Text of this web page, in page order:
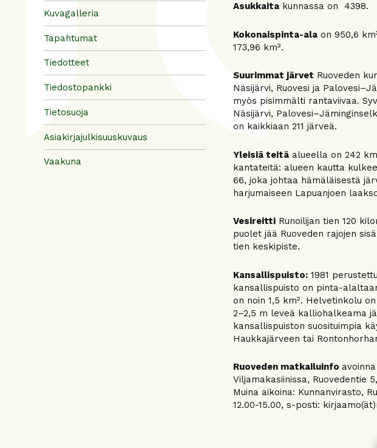
Kuvagalleria
Tapahtumat
Tiedotteet
Tiedostopankki
Tietosuoja
Asiakirjajulkisuuskuvaus
Vaakuna
Asukkaita kunnassa on 4398.
Kokonaispinta-ala on 950,6
173,96 km².
Suurimmat järvet Ruoveden
Näsijärvi, Ruovesi ja
myös pisimmälti rantaviivaa.
Näsijärvi,
on kaikkiaan 211 järveä.
Yleisiä teitä alueella on 242
kantateitä: alueen kautta
66, joka johtaa hämäläisestä
harjumaiseen Lapuanjoen
Vesireitti Runoilijan tien 120
puolet jää Ruoveden rajojen
tien keskipiste.
Kansallispuisto: 1981
kansallispuisto on pinta-
on noin 1,5 km². Helvetinkolu
2–2,5 m leveä kalliohalkeama
kansallispuiston suosituimpia
Haukkajärveen tai
Ruoveden matkailuinfo
Viljamakasiinissa, Ruovedentie
Muina aikoina: Kunnanvirasto,
12.00-15.00, s-posti: